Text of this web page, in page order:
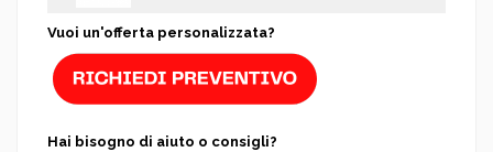
Vuoi un'offerta personalizzata?
Hai bisogno di aiuto o consigli?